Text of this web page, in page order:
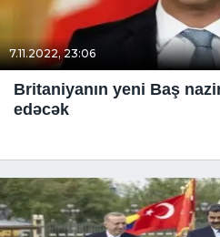
7.11.2022, 23:06
Britaniyanın yeni Baş
edəcək